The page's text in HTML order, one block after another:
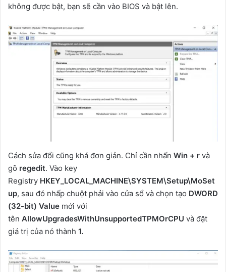
không được bật, bạn sẽ cần vào BIOS và bật lên.
Cách sửa đổi cũng khá đơn giản. Chỉ cần nhấn Win + r và
gõ regedit. Vào key
Registry HKEY_LOCAL_MACHINE\SYSTEM\Setup\MoSet
up, sau đó nhấp chuột phải vào cửa sổ và chọn tạo DWORD
(32-bit) Value mới với
tên AllowUpgradesWithUnsupportedTPMOrCPU và đặt
giá trị của nó thành 1.